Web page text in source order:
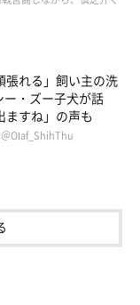
SNSで発信、共感
話題に。そのイラ
ルにも登場。柴犬
のここが好き」を
張れる」飼い主の洗
ー・ズー子犬が話
ますね」の声も
Olaf_ShihThu